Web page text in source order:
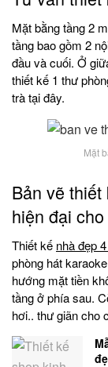
Mặt bằng tầng 2
tầng bao gồm 2
đầu và cuối. Ở
thiết kế 1 thư
trà tại đây.
Mặt
Bản vẽ thiết
hiện đại
Thiết kế nhà đẹp
phòng hát
hướng mặt tiền
tầng ở phía sau.
hơi.. thư giãn cho